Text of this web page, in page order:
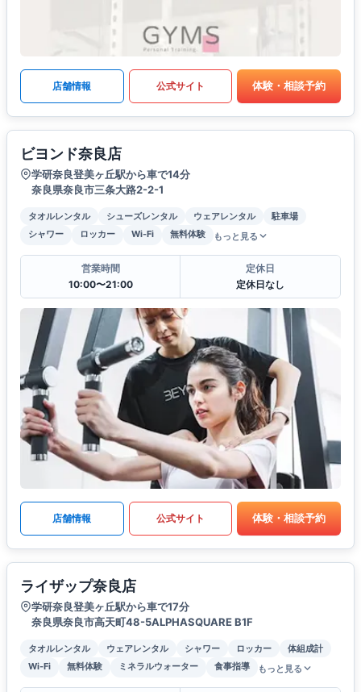
店舗情報 公式サイト 体験・相談予約
ビヨンド奈良店
学研奈良登美ヶ丘駅から車で14分
奈良県奈良市三条大路2-2-1
タオルレンタル シューズレンタル ウェアレンタル
駐車場
シャワー
ロッカー Wi-Fi 無料体験 もっと見る
営業時間
10:00〜21:00
定休日
定休日なし
店舗情報 公式サイト 体験・相談予約
ライザップ奈良店
学研奈良登美ヶ丘駅から車で17分
奈良県奈良市高天町48-5ALPHASQUARE B1F
タオルレンタル ウェアレンタル シャワー ロッカー
体組成計
Wi-Fi
無料体験 ミネラルウォーター 食事指導 もっと見る